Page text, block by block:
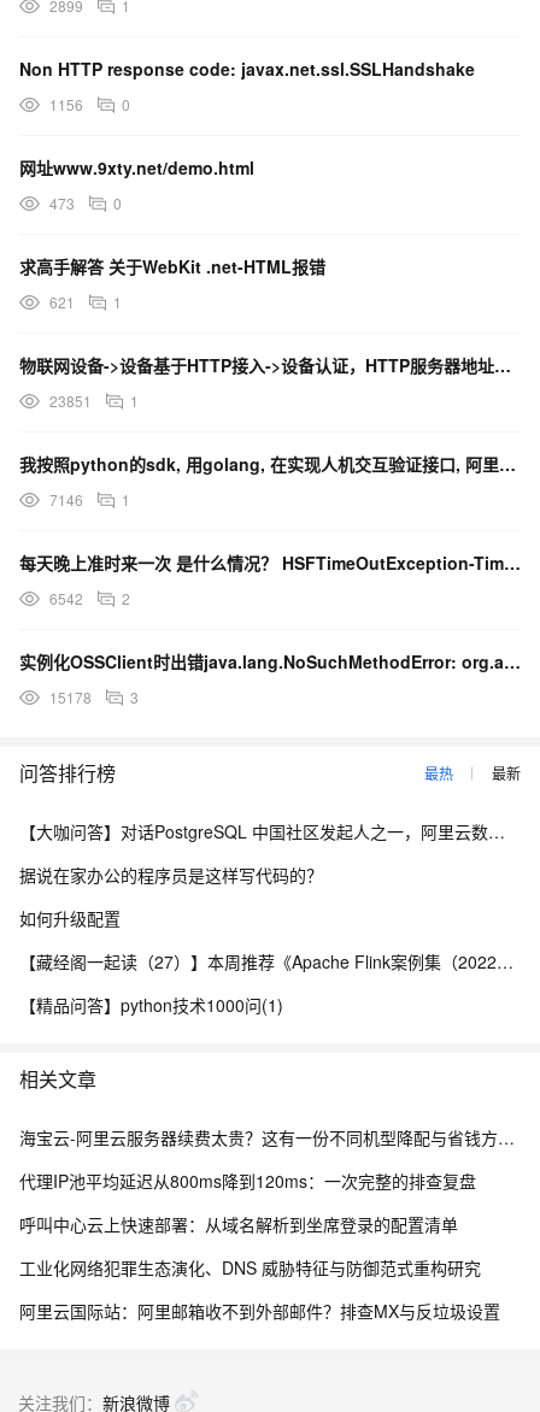
2899 1
Non HTTP response code: javax.net.ssl.SSLHandshake
1156 0
网址www.9xty.net/demo.html
473 0
求高手解答 关于WebKit .net-HTML报错
621 1
物联网设备->设备基于HTTP接入->设备认证，HTTP服务器地址https://iot-as-http.cn-shanghai.aliyuncs.com ，采用POST方式，按照帮助文档的测试步骤。服务器返回代码302 Found，The requested resource resides temporarily under a different URI.，未接收到任何业务状态码，设备认证异常，网址转到：http://err.taobao.com/error1.html 页面
23851 1
我按照python的sdk, 用golang, 在实现人机交互验证接口, 阿里服务器返回下面的错误了: http status: 200 http response: {"ErrorMsg":"the uid do not apply the service.","ErrorCode":400} 要实现的接口是这个: https://help.aliyun.com/document_detail/66340.html
7146 1
每天晚上准时来一次 是什么情况？ HSFTimeOutException-Timeout waiting for task. ERR-CODE: [HSF-0002], Type: [业务问题], More: [http://console.taobao.net/help/HSF-0002] 描述信息：30000
6542 2
实例化OSSClient时出错java.lang.NoSuchMethodError: org.apache.http.conn.ssl.SSLConnectionSocketFactory.<init>(Ljavax/net/ssl/SSLContext;Ljavax/net/ssl/HostnameVerifier;)V
15178 3
问答排行榜 最热 最新
【大咖问答】对话PostgreSQL 中国社区发起人之一，阿里云数据库高级专家 德哥
据说在家办公的程序员是这样写代码的？
如何升级配置
【藏经阁一起读（27）】本周推荐《Apache Flink案例集（2022版）》，你有哪些心得？
【精品问答】python技术1000问(1)
相关文章
海宝云-阿里云服务器续费太贵？这有一份不同机型降配与省钱方案的“榨干”测评！
代理IP池平均延迟从800ms降到120ms：一次完整的排查复盘
呼叫中心云上快速部署：从域名解析到坐席登录的配置清单
工业化网络犯罪生态演化、DNS 威胁特征与防御范式重构研究
阿里云国际站：阿里邮箱收不到外部邮件？排查MX与反垃圾设置
关注我们： 新浪微博